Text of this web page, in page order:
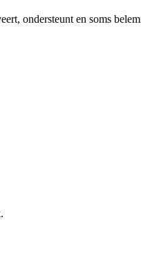
ondersteunt en soms